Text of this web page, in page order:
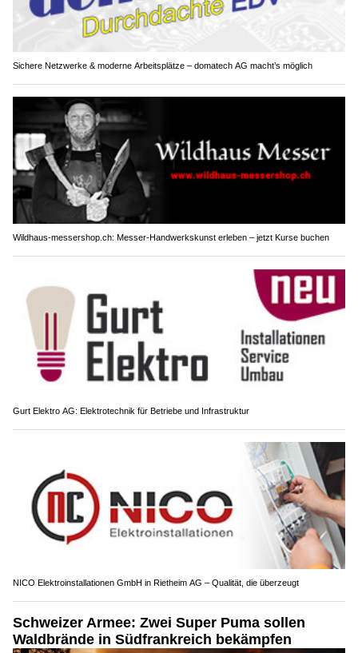
Sichere Netzwerke & moderne Arbeitsplätze – domatech AG macht’s möglich
Wildhaus-messershop.ch: Messer-Handwerkskunst erleben – jetzt Kurse buchen
Gurt Elektro AG: Elektrotechnik für Betriebe und Infrastruktur
NICO Elektroinstallationen GmbH in Rietheim AG – Qualität, die überzeugt
Schweizer Armee: Zwei Super Puma sollen
Waldbrände in Südfrankreich bekämpfen